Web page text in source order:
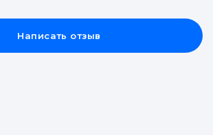
Написать отзыв